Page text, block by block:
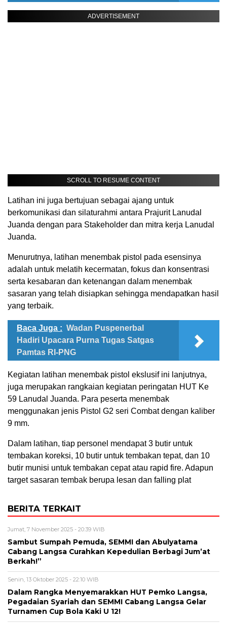
ADVERTISEMENT
SCROLL TO RESUME CONTENT
Latihan ini juga bertujuan sebagai ajang untuk
berkomunikasi dan silaturahmi antara Prajurit Lanudal
Juanda dengan para Stakeholder dan mitra kerja Lanudal
Juanda.
Menurutnya, latihan menembak pistol pada esensinya
adalah untuk melatih kecermatan, fokus dan konsentrasi
serta kesabaran dan ketenangan dalam menembak
sasaran yang telah disiapkan sehingga mendapatkan hasil
yang terbaik.
Baca Juga : Wadan Puspenerbal
Hadiri Upacara Purna Tugas Satgas
Pamtas RI-PNG
Kegiatan latihan menembak pistol ekslusif ini lanjutnya,
juga merupakan rangkaian kegiatan peringatan HUT Ke
59 Lanudal Juanda. Para peserta menembak
menggunakan jenis Pistol G2 seri Combat dengan kaliber
9 mm.
Dalam latihan, tiap personel mendapat 3 butir untuk
tembakan koreksi, 10 butir untuk tembakan tepat, dan 10
butir munisi untuk tembakan cepat atau rapid fire. Adapun
target sasaran tembak berupa lesan dan falling plat
BERITA TERKAIT
Jumat, 7 November 2025 - 20:39 WIB
Sambut Sumpah Pemuda, SEMMI dan Abulyatama
Cabang Langsa Curahkan Kepedulian Berbagi Jum’at
Berkah!”
Senin, 13 Oktober 2025 - 22:10 WIB
Dalam Rangka Menyemarakkan HUT Pemko Langsa,
Pegadaian Syariah dan SEMMI Cabang Langsa Gelar
Turnamen Cup Bola Kaki U 12!